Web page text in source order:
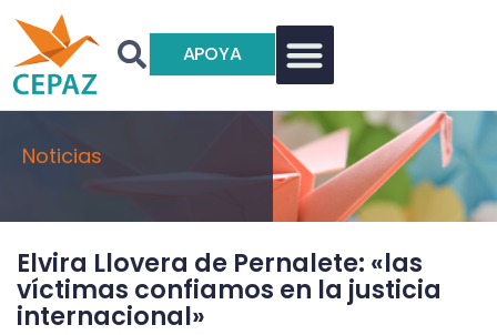
APOYA
Noticias
Elvira Llovera de Pernalete: «las
víctimas confiamos en la justicia
internacional»